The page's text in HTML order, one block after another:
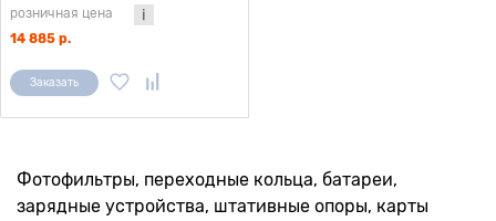
розничная цена
14 885 р.
Заказать
Фотофильтры, переходные кольца, батареи,
зарядные устройства, штативные опоры, карты